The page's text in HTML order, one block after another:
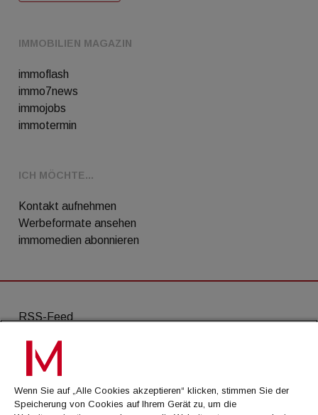
IMMOBILIEN MAGAZIN
immoflash
immo7news
immojobs
immotermin
ICH MÖCHTE...
Kontakt aufnehmen
Werbeformate ansehen
immomedien abonnieren
RSS-Feed
AGB
Datenschutz
Kontakt
Wenn Sie auf „Alle Cookies akzeptieren“ klicken, stimmen Sie der
Speicherung von Cookies auf Ihrem Gerät zu, um die